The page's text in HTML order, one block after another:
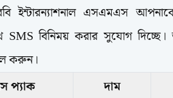
ইন্টারন্যাশনাল এসএমএস
SMS বিনিময় করার সুযোগ
করুন।
প্যাক
দাম